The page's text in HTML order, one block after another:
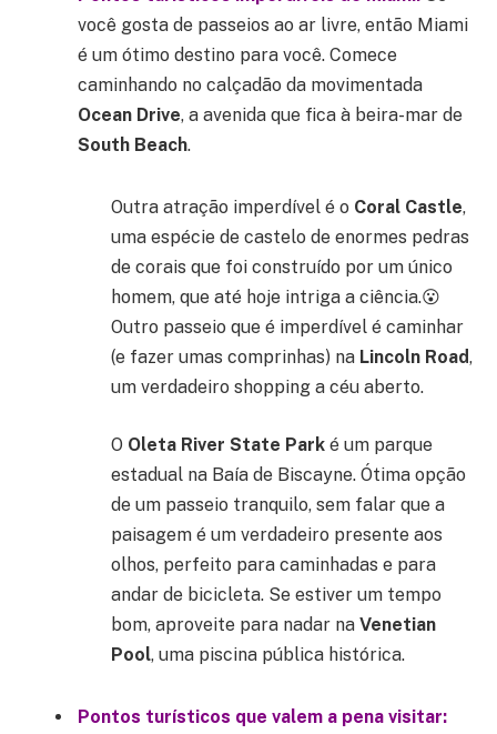
você gosta de passeios ao ar livre, então Miami
é um ótimo destino para você. Comece
caminhando no calçadão da movimentada
Ocean Drive, a avenida que fica à beira-mar de
South Beach.
Outra atração imperdível é o Coral Castle,
uma espécie de castelo de enormes pedras
de corais que foi construído por um único
homem, que até hoje intriga a ciência.😮
Outro passeio que é imperdível é caminhar
(e fazer umas comprinhas) na Lincoln Road,
um verdadeiro shopping a céu aberto.
O Oleta River State Park é um parque
estadual na Baía de Biscayne. Ótima opção
de um passeio tranquilo, sem falar que a
paisagem é um verdadeiro presente aos
olhos, perfeito para caminhadas e para
andar de bicicleta. Se estiver um tempo
bom, aproveite para nadar na Venetian
Pool, uma piscina pública histórica.
Pontos turísticos que valem a pena visitar: